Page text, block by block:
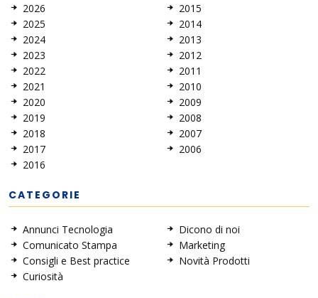
2026
2025
2024
2023
2022
2021
2020
2019
2018
2017
2016
2015
2014
2013
2012
2011
2010
2009
2008
2007
2006
CATEGORIE
Annunci Tecnologia
Comunicato Stampa
Consigli e Best practice
Curiosità
Dicono di noi
Marketing
Novità Prodotti